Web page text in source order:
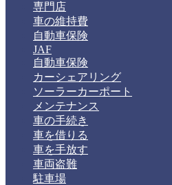
専門店
車の維持費
自動車保険
JAF
自動車保険
カーシェアリング
ソーラーカーポート
メンテナンス
車の手続き
車を借りる
車を手放す
車両盗難
駐車場